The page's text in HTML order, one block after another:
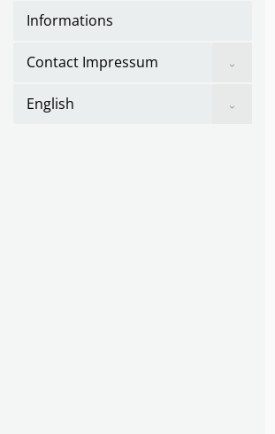
Informations
Contact Impressum Show
English Show